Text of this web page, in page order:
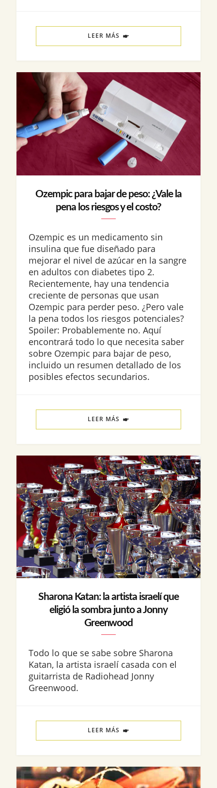
LEER MÁS
Ozempic para bajar de peso: ¿Vale la
pena los riesgos y el costo?
Ozempic es un medicamento sin
insulina que fue diseñado para
mejorar el nivel de azúcar en la sangre
en adultos con diabetes tipo 2.
Recientemente, hay una tendencia
creciente de personas que usan
Ozempic para perder peso. ¿Pero vale
la pena todos los riesgos potenciales?
Spoiler: Probablemente no. Aquí
encontrará todo lo que necesita saber
sobre Ozempic para bajar de peso,
incluido un resumen detallado de los
posibles efectos secundarios.
LEER MÁS
Sharona Katan: la artista israelí que
eligió la sombra junto a Jonny
Greenwood
Todo lo que se sabe sobre Sharona
Katan, la artista israelí casada con el
guitarrista de Radiohead Jonny
Greenwood.
LEER MÁS